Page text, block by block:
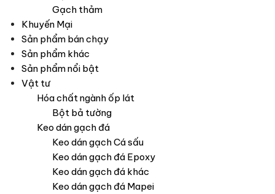
Gạch thảm
Khuyến Mại
Sản phẩm bán chạy
Sản phẩm khác
Sản phẩm nổi bật
Vật tư
Hóa chất ngành ốp lát
Bột bả tường
Keo dán gạch đá
Keo dán gạch Cá sấu
Keo dán gạch đá Epoxy
Keo dán gạch đá khác
Keo dán gạch đá Mapei